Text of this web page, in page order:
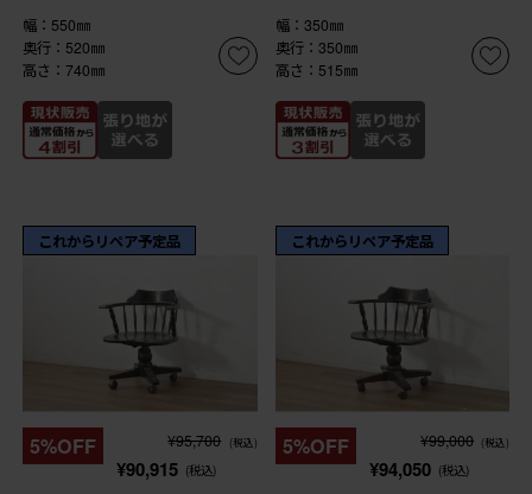
幅：550㎜
奥行：520㎜
高さ：740㎜
幅：350㎜
奥行：350㎜
高さ：515㎜
これからリペア予定品
5%OFF ¥95,700 (税込)
¥90,915 (税込)
これからリペア予定品
5%OFF ¥99,000 (税込)
¥94,050 (税込)